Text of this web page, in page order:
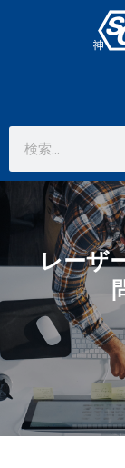
レーザ